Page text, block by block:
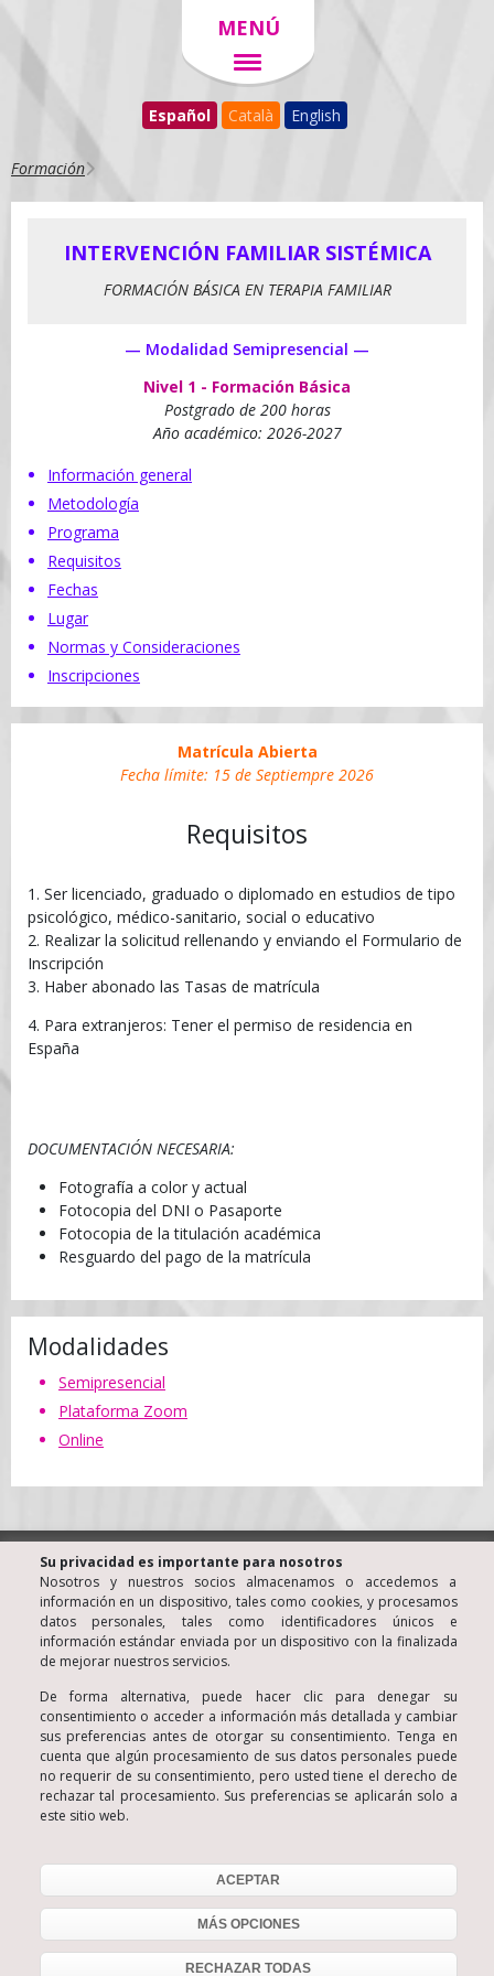
MENÚ
Español Català English
Formación
INTERVENCIÓN FAMILIAR SISTÉMICA
FORMACIÓN BÁSICA EN TERAPIA FAMILIAR
— Modalidad Semipresencial —
Nivel 1 - Formación Básica
Postgrado de 200 horas
Año académico: 2026-2027
Información general
Metodología
Programa
Requisitos
Fechas
Lugar
Normas y Consideraciones
Inscripciones
Matrícula Abierta
Fecha límite: 15 de Septiempre 2026
Requisitos
1. Ser licenciado, graduado o diplomado en estudios de tipo
psicológico, médico-sanitario, social o educativo
2. Realizar la solicitud rellenando y enviando el Formulario de
Inscripción
3. Haber abonado las Tasas de matrícula
4. Para extranjeros: Tener el permiso de residencia en
España
DOCUMENTACIÓN NECESARIA:
Fotografía a color y actual
Fotocopia del DNI o Pasaporte
Fotocopia de la titulación académica
Resguardo del pago de la matrícula
Modalidades
Semipresencial
Plataforma Zoom
Online
® KINE Centro de Terapia Familiar y de Pareja • Barcelona
(España)
Luis Santiago Almazán • Psicólogo Colegiado nº 806
© Copyright 2006
Aviso Legal
Política de Privacidad
Política de Cookies
Condiciones de contratación
Política de Redes Sociales
C/ Les Carolines, 13 - 08012 Barcelona
Su privacidad es importante para nosotros
Nosotros y nuestros socios almacenamos o accedemos a
información en un dispositivo, tales como cookies, y procesamos
datos personales, tales como identificadores únicos e
información estándar enviada por un dispositivo con la finalizada
de mejorar nuestros servicios.
De forma alternativa, puede hacer clic para denegar su
consentimiento o acceder a información más detallada y cambiar
sus preferencias antes de otorgar su consentimiento. Tenga en
cuenta que algún procesamiento de sus datos personales puede
no requerir de su consentimiento, pero usted tiene el derecho de
rechazar tal procesamiento. Sus preferencias se aplicarán solo a
este sitio web.
ACEPTAR
MÁS OPCIONES
RECHAZAR TODAS